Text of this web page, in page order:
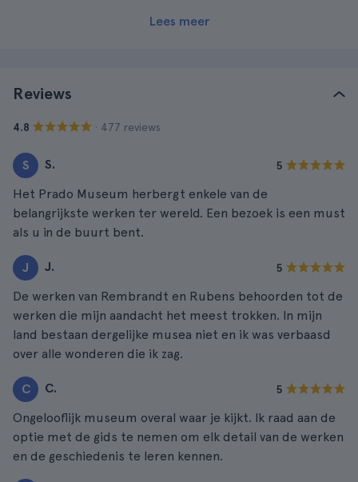
Lees meer
Reviews
4.8 · 477 reviews
S S. 5
Het Prado Museum herbergt enkele van de
belangrijkste werken ter wereld. Een bezoek is een must
als u in de buurt bent.
J J. 5
De werken van Rembrandt en Rubens behoorden tot de
werken die mijn aandacht het meest trokken. In mijn
land bestaan dergelijke musea niet en ik was verbaasd
over alle wonderen die ik zag.
C C. 5
Ongelooflijk museum overal waar je kijkt. Ik raad aan de
optie met de gids te nemen om elk detail van de werken
en de geschiedenis te leren kennen.